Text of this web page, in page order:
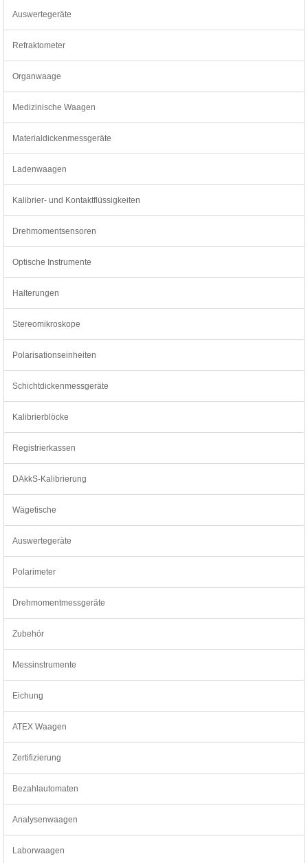
Auswertegeräte
Refraktometer
Organwaage
Medizinische Waagen
Materialdickenmessgeräte
Ladenwaagen
Kalibrier- und Kontaktflüssigkeiten
Drehmomentsensoren
Optische Instrumente
Halterungen
Stereomikroskope
Polarisationseinheiten
Schichtdickenmessgeräte
Kalibrierblöcke
Registrierkassen
DAkkS-Kalibrierung
Wägetische
Auswertegeräte
Polarimeter
Drehmomentmessgeräte
Zubehör
Messinstrumente
Eichung
ATEX Waagen
Zertifizierung
Bezahlautomaten
Analysenwaagen
Laborwaagen